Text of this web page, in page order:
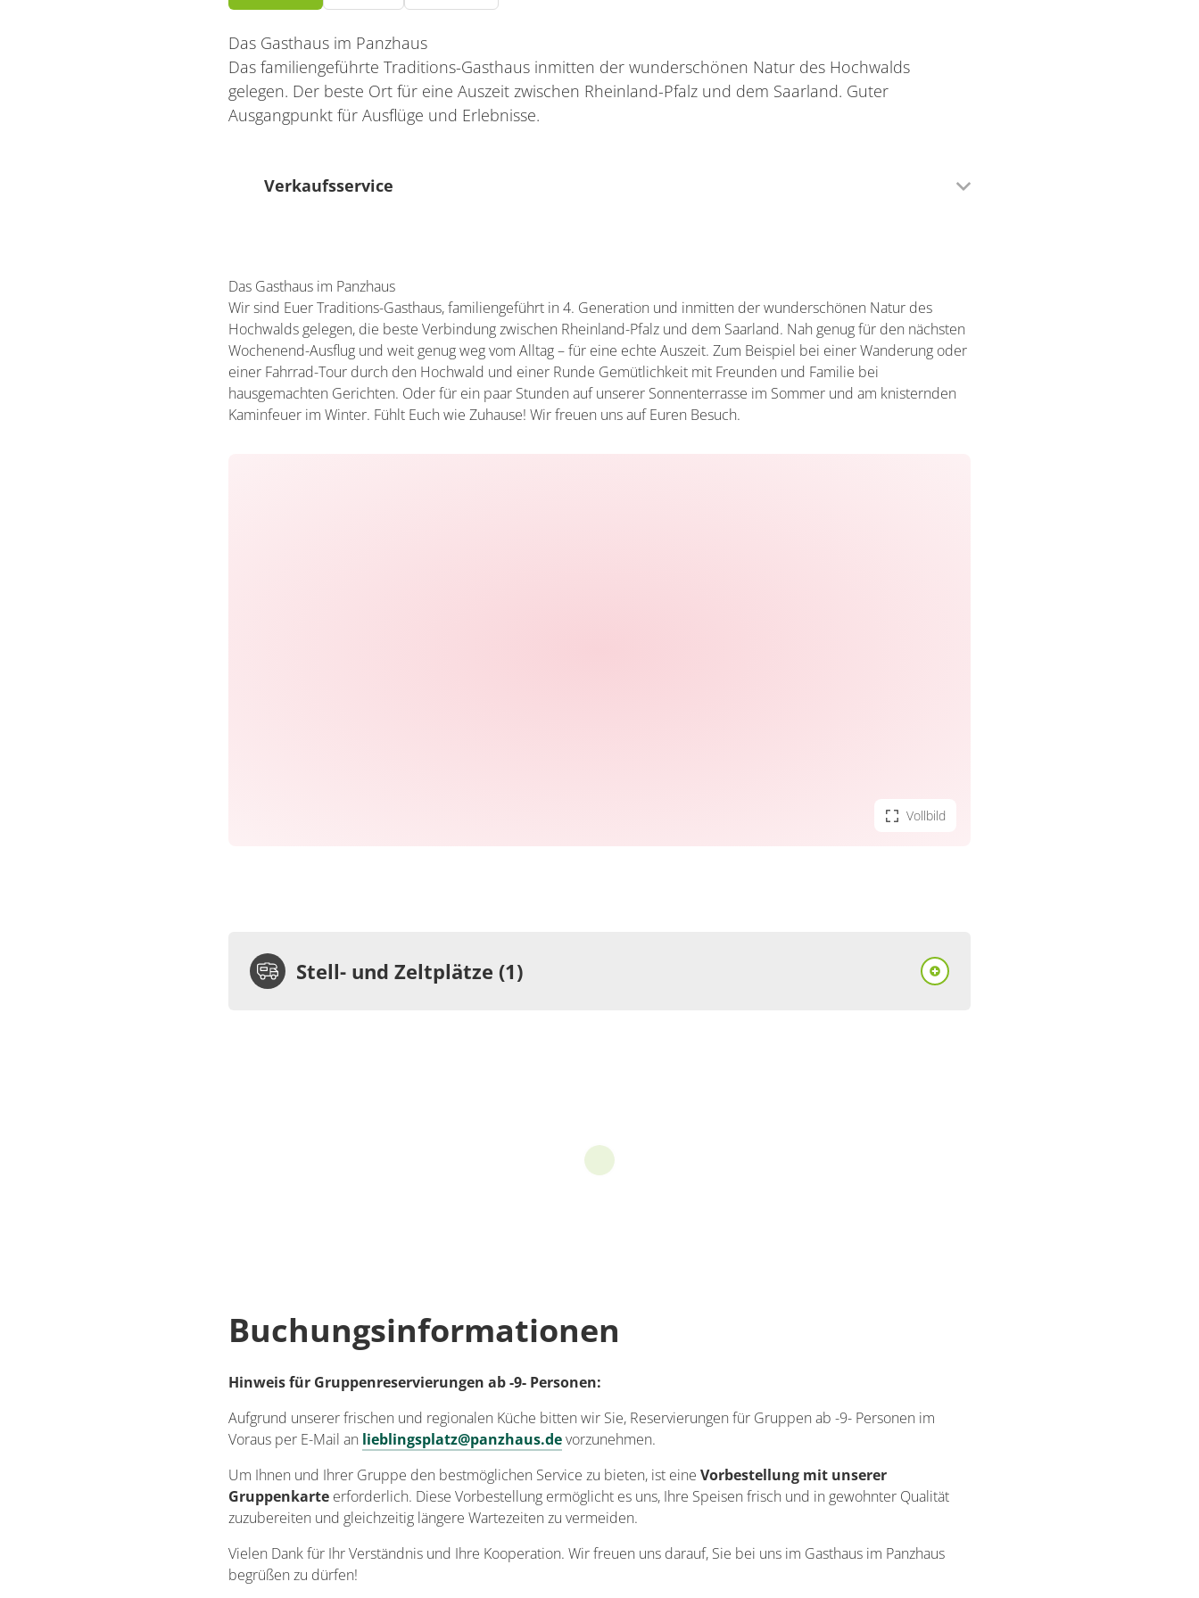
Das Gasthaus im Panzhaus
Das familiengeführte Traditions-Gasthaus inmitten der wunderschönen Natur des Hochwalds
gelegen. Der beste Ort für eine Auszeit zwischen Rheinland-Pfalz und dem Saarland. Guter
Ausgangpunkt für Ausflüge und Erlebnisse.
Verkaufsservice
Es gibt einen Verkaufstand
Das Gasthaus im Panzhaus
Wir sind Euer Traditions-Gasthaus, familiengeführt in 4. Generation und inmitten der wunderschönen Natur des
Hochwalds gelegen, die beste Verbindung zwischen Rheinland-Pfalz und dem Saarland. Nah genug für den nächsten
Wochenend-Ausflug und weit genug weg vom Alltag – für eine echte Auszeit. Zum Beispiel bei einer Wanderung oder
einer Fahrrad-Tour durch den Hochwald und einer Runde Gemütlichkeit mit Freunden und Familie bei
hausgemachten Gerichten. Oder für ein paar Stunden auf unserer Sonnenterrasse im Sommer und am knisternden
Kaminfeuer im Winter. Fühlt Euch wie Zuhause! Wir freuen uns auf Euren Besuch.
Vollbild
Stell- und Zeltplätze (1)
Buchungsinformationen
Hinweis für Gruppenreservierungen ab -9- Personen:
Aufgrund unserer frischen und regionalen Küche bitten wir Sie, Reservierungen für Gruppen ab -9- Personen im
Voraus per E-Mail an lieblingsplatz@panzhaus.devorzunehmen.
Um Ihnen und Ihrer Gruppe den bestmöglichen Service zu bieten, ist eine Vorbestellung mit unserer
Gruppenkarte erforderlich. Diese Vorbestellung ermöglicht es uns, Ihre Speisen frisch und in gewohnter Qualität
zuzubereiten und gleichzeitig längere Wartezeiten zu vermeiden.
Vielen Dank für Ihr Verständnis und Ihre Kooperation. Wir freuen uns darauf, Sie bei uns im Gasthaus im Panzhaus
begrüßen zu dürfen!